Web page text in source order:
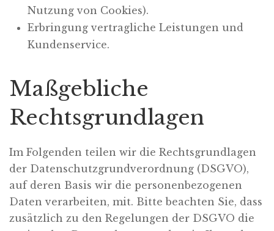
Nutzung von Cookies).
Erbringung vertragliche Leistungen und
Kundenservice.
Maßgebliche
Rechtsgrundlagen
Im Folgenden teilen wir die Rechtsgrundlagen
der Datenschutzgrundverordnung (DSGVO),
auf deren Basis wir die personenbezogenen
Daten verarbeiten, mit. Bitte beachten Sie, dass
zusätzlich zu den Regelungen der DSGVO die